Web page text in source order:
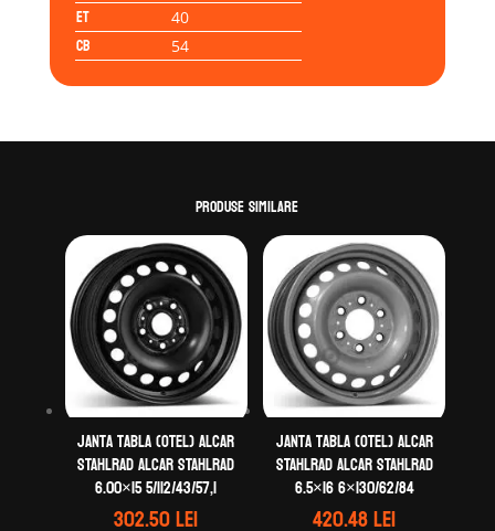
ET
40
CB 54
Produse similare
Janta tabla (otel) ALCAR
STAHLRAD ALCAR STAHLRAD
6.00×15 5/112/43/57,1
302.50lei
Janta tabla (otel) ALCAR
STAHLRAD ALCAR STAHLRAD
6.5×16 6×130/62/84
420.48lei